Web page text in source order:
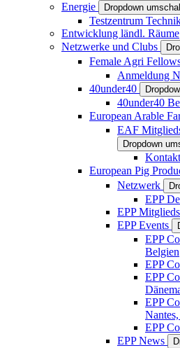
Energie
Dropdown
Testzentrum
Entwicklung ländl. Räume
Netzwerke und Clubs
Female Agri
Anmeldung
40under40
40under40
European Arable
EAF
Dropdown
European Pig
Netzwerk
EPP
EPP
EPP Events
EPP
Belgien
EPP
EPP
EPP
EPP
EPP News